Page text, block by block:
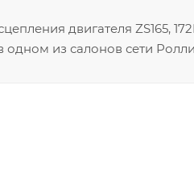
двигателя ZS165,
одном из салонов сети